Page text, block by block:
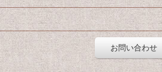
お問い合わせ